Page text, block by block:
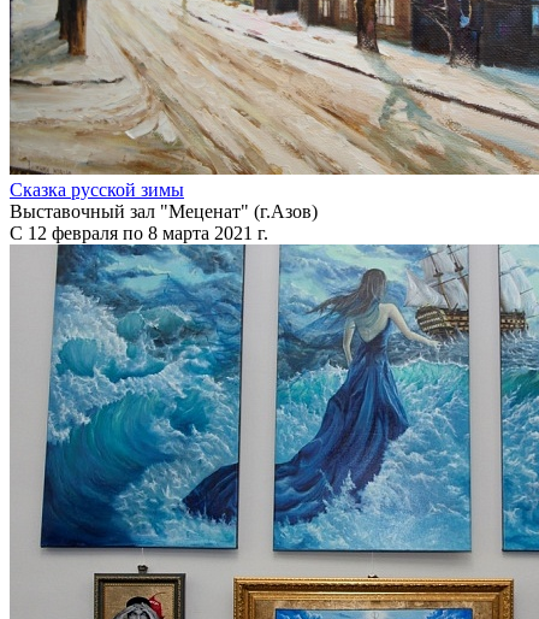
Сказка русской зимы
Выставочный зал "Меценат" (г.Азов)
С 12 февраля по 8 марта 2021 г.